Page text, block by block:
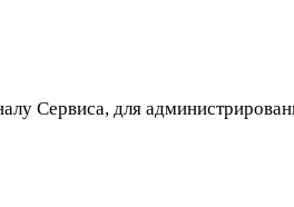
Сервиса, для